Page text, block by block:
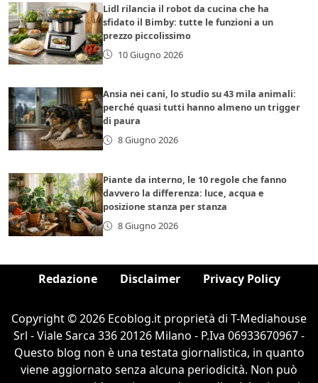
Lidl rilancia il robot da cucina che ha
sfidato il Bimby: tutte le funzioni a un
prezzo piccolissimo
10 Giugno 2026
Ansia nei cani, lo studio su 43 mila animali:
perché quasi tutti hanno almeno un trigger
di paura
8 Giugno 2026
Piante da interno, le 10 regole che fanno
davvero la differenza: luce, acqua e
posizione stanza per stanza
8 Giugno 2026
Redazione Disclaimer Privacy Policy
Copyright © 2026 Ecoblog.it proprietà di T-Mediahouse
Srl - Viale Sarca 336 20126 Milano - P.Iva 06933670967 -
Questo blog non è una testata giornalistica, in quanto
viene aggiornato senza alcuna periodicità. Non può